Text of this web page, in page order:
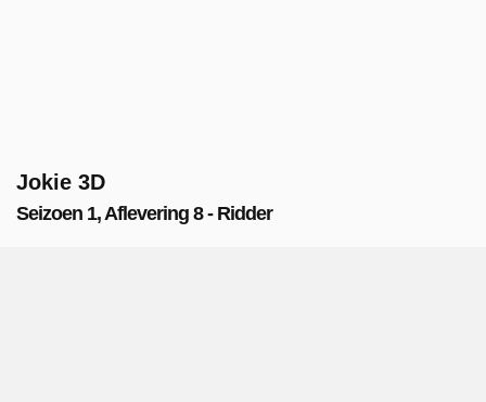
Jokie 3D
Seizoen 1, Aflevering 8 - Ridder